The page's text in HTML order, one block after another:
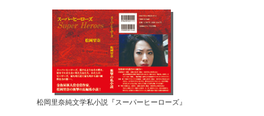
松岡里奈純文学私小説『スーパーヒーローズ』